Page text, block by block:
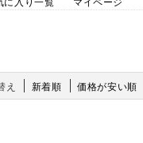
え 新着順 価格が安い順